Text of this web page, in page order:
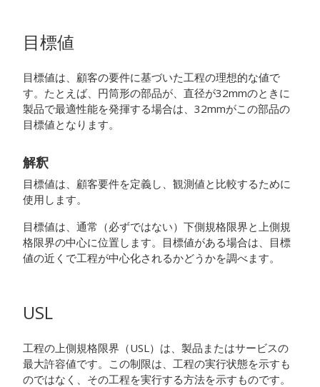
目標値
目標値は、顧客の要件に基づいた工程の理想的な値で
す。たとえば、円筒形の部品が、直径が32mmのときに
製品で最適性能を発揮する場合は、32mmがこの部品の
目標値となります。
解釈
目標値は、顧客要件を定義し、観測値と比較するために
使用します。
目標値は、通常（必ずではない）下側規格限界と上側規
格限界の中心に位置します。目標値がある場合は、目標
値の近くで工程が中心化されるかどうかを調べます。
USL
工程の上側規格限界（USL）は、製品またはサービスの
最大許容値です。この制限は、工程の実行状態を示すも
のではなく、その工程を実行する方法を示すものです。